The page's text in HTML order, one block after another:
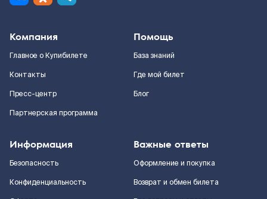
Компания
Главное о Купибилете
Контакты
Пресс-центр
Партнерская программа
Помощь
База знаний
Где мой билет
Блог
Информация
Безопасность
Конфиденциальность
Важные ответы
Оформление и покупка
Возврат и обмен билета